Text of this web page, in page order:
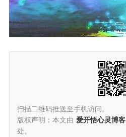
扫描二维码推送至手机访问。
版权声明：本文由 爱开悟心灵博客
处。